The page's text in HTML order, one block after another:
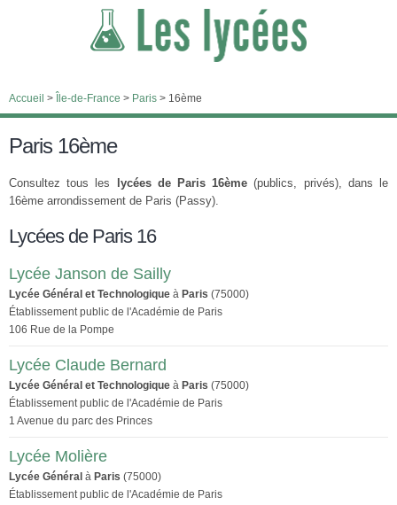
Accueil > Île-de-France > Paris > 16ème
Paris 16ème
Consultez tous les lycées de Paris 16ème (publics, privés), dans le
16ème arrondissement de Paris (Passy).
Lycées de Paris 16
Lycée Janson de Sailly
Lycée Général et Technologique à Paris (75000)
Établissement public de l'Académie de Paris
106 Rue de la Pompe
Lycée Claude Bernard
Lycée Général et Technologique à Paris (75000)
Établissement public de l'Académie de Paris
1 Avenue du parc des Princes
Lycée Molière
Lycée Général à Paris (75000)
Établissement public de l'Académie de Paris